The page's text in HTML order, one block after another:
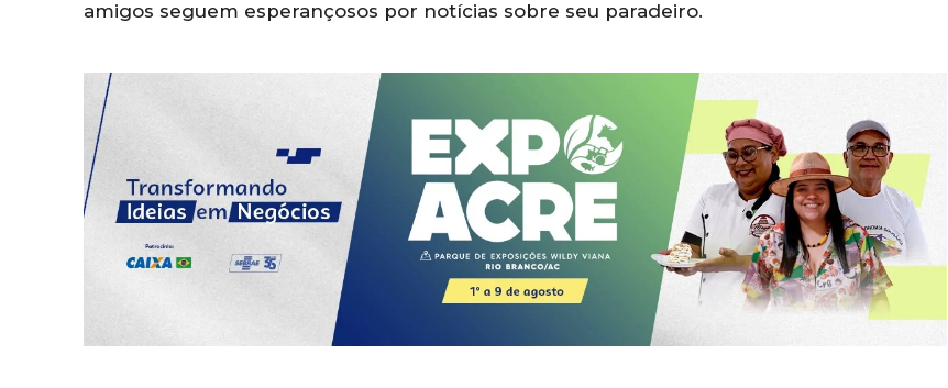
amigos seguem esperançosos por notícias sobre seu paradeiro.